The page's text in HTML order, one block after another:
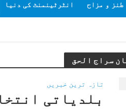
طنز و مزاح انٹرٹینمنٹ کی دنیا
تازہ ترین خبریں
بلدیاتی